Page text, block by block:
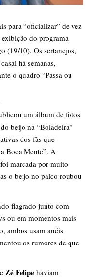
para “oficializar” de vez
exibição do programa
(19/10). Os sertanejos,
há semanas,
o quadro “Passa ou
um álbum de fotos
beijo na “Boiadeira”
dos fãs que
Boca Mente”. A
marcada por muito
o beijo no palco roubou
flagrado junto com
ou em momentos mais
ambos usam anéis
os rumores de que
e Zé Felipe haviam